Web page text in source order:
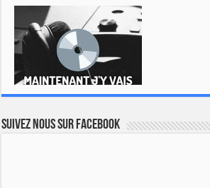
Suivez nous sur Facebook